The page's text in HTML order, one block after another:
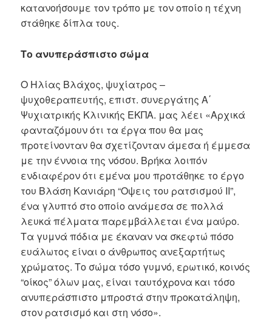
κατανοήσουμε τον τρόπο με τον οποίο η τέχνη
στάθηκε δίπλα τους.
Το ανυπεράσπιστο σώμα
Ο Ηλίας Βλάχος, ψυχίατρος –
ψυχοθεραπευτής, επιστ. συνεργάτης Α΄
Ψυχιατρικής Κλινικής ΕΚΠΑ. μας λέει «Αρχικά
φανταζόμουν ότι τα έργα που θα μας
προτείνονταν θα σχετίζονταν άμεσα ή έμμεσα
με την έννοια της νόσου. Βρήκα λοιπόν
ενδιαφέρον ότι εμένα μου προτάθηκε το έργο
του Βλάση Κανιάρη “Οψεις του ρατσισμού ΙΙ”,
ένα γλυπτό στο οποίο ανάμεσα σε πολλά
λευκά πέλματα παρεμβάλλεται ένα μαύρο.
Τα γυμνά πόδια με έκαναν να σκεφτώ πόσο
ευάλωτος είναι ο άνθρωπος ανεξαρτήτως
χρώματος. Το σώμα τόσο γυμνό, ερωτικό, κοινός
“οίκος” όλων μας, είναι ταυτόχρονα και τόσο
ανυπεράσπιστο μπροστά στην προκατάληψη,
στον ρατσισμό και στη νόσο».